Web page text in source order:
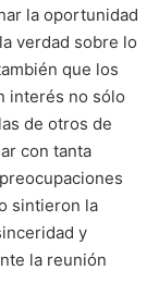
la oportunidad
verdad sobre lo
que los
interés no sólo
de otros de
con tanta
sintieron la
y
la reunión